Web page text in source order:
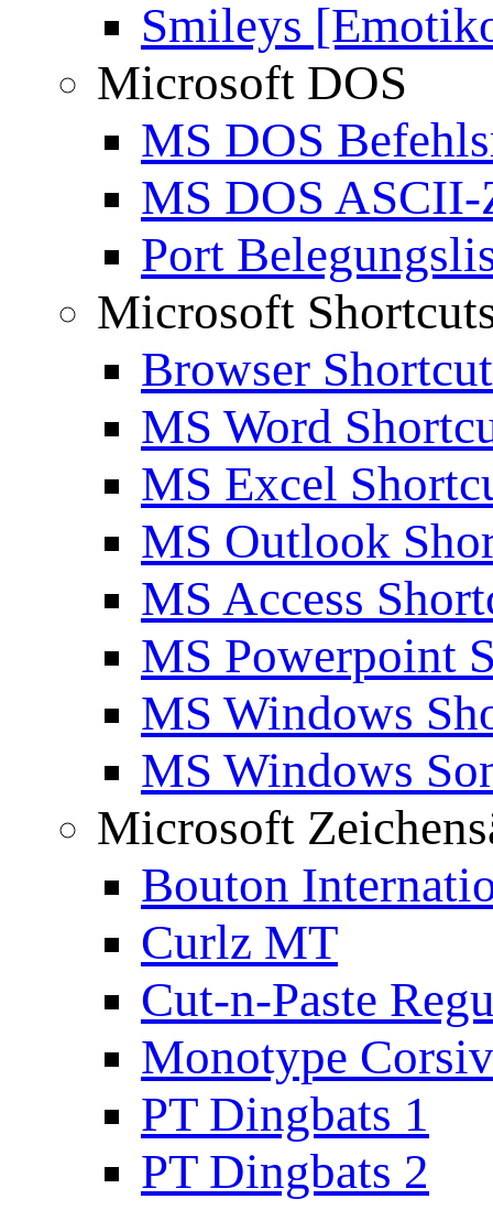
Smileys
Microsoft DOS
MS DOS
MS DOS ASCII-
Port
Microsoft
Browser
MS Word
MS Excel
MS Outlook
MS Access
MS Powerpoint
MS Windows
MS Windows
Microsoft
Bouton
Curlz MT
Cut-n-Paste
Monotype
PT Dingbats 1
PT Dingbats 2